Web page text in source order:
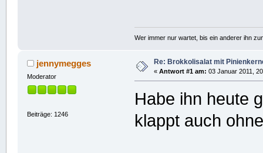
Wer immer nur wartet, bis ein anderer ihn
jennymegges
Moderator
Beiträge: 1246
Re: Brokkolisalat mit
« Antwort #1 am: 03 Januar 2011,
Habe ihn heute
klappt auch